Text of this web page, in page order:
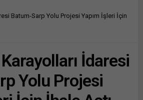
Batum-Sarp Yolu Projesi Yapım İşleri İçin
İdaresi
Yolu Projesi